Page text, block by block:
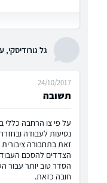
גל גורודיסקי,
תשובה
24/10/2017
על פי צו הרחבה כללי
נסיעות לעבודה
הצדדים להסכם
הסדר טוב יותר עבור
חובה כזאת.